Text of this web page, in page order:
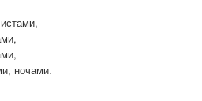
ночами.